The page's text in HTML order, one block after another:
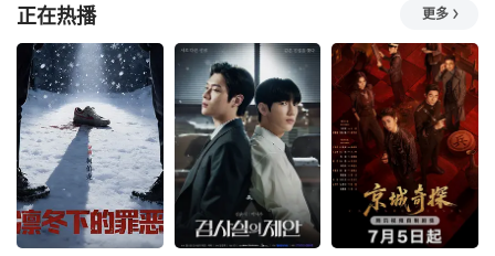
正在热播 更多